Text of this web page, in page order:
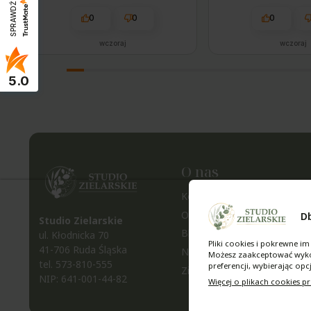
0 0
wczoraj
0
wczoraj
Studio Zielarskie
ul. Kłodnicka 70
41-706 Ruda Śląska
tel. 573-810-555
NIP: 641-001-44-82
O nas
Kontakt i dane firmy
O nas
Blog
Nagrody i wyróżnienia
Zielarnia na Śląsku
5.0
Pliki cookies i pokrewne
Możesz zaakceptować
preferencji, wybierając
Więcej o plikach cookies